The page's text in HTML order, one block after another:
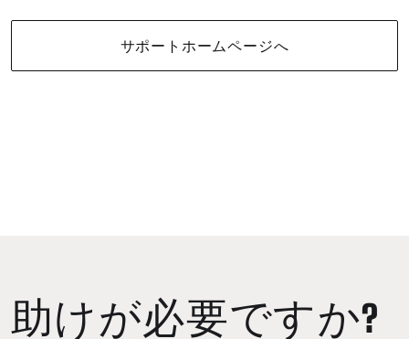
サポートホームページへ
助けが必要ですか?